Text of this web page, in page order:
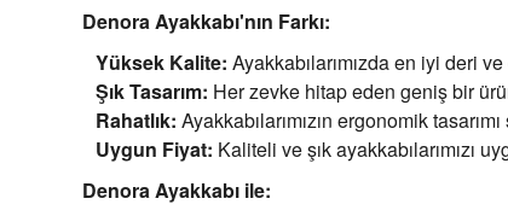
Denora Ayakkabı'nın Farkı:
Yüksek Kalite: Ayakkabılarımızda en iyi deri
Şık Tasarım: Her zevke hitap eden geniş bir
Rahatlık: Ayakkabılarımızın ergonomik
Uygun Fiyat: Kaliteli ve şık ayakkabılarımızı
Denora Ayakkabı ile: